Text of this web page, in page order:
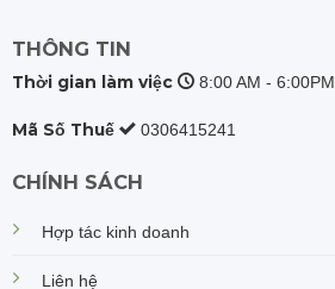
THÔNG TIN
Thời gian làm việc 8:00 AM - 6:00PM
Mã Số Thuế 0306415241
CHÍNH SÁCH
Hợp tác kinh doanh
Liên hệ